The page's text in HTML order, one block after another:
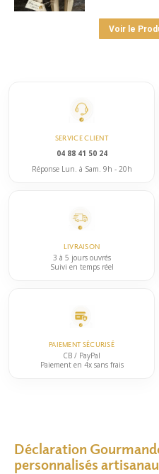
Voir le
SERVICE CLIENT
04 88 41 50 24
Réponse Lun. à Sam. 9h - 20h
LIVRAISON
3 à 5 jours ouvrés
Suivi en temps réel
PAIEMENT SÉCURISÉ
CB / PayPal
Paiement en 4x sans frais
Déclaration
personnalisés